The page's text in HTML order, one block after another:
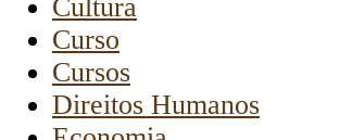
Cultura
Curso
Cursos
Direitos Humanos